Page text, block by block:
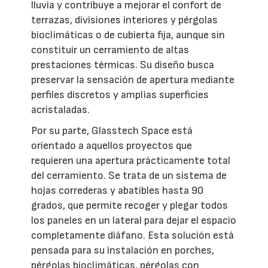
lluvia y contribuye a mejorar el confort de
terrazas, divisiones interiores y pérgolas
bioclimáticas o de cubierta fija, aunque sin
constituir un cerramiento de altas
prestaciones térmicas. Su diseño busca
preservar la sensación de apertura mediante
perfiles discretos y amplias superficies
acristaladas.
Por su parte, Glasstech Space está
orientado a aquellos proyectos que
requieren una apertura prácticamente total
del cerramiento. Se trata de un sistema de
hojas correderas y abatibles hasta 90
grados, que permite recoger y plegar todos
los paneles en un lateral para dejar el espacio
completamente diáfano. Esta solución está
pensada para su instalación en porches,